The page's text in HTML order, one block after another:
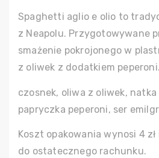
Spaghetti aglio e olio to
z Neapolu. Przygotowywane
smażenie pokrojonego w
z oliwek z dodatkiem peperoni.
czosnek, oliwa z oliwek,
papryczka peperoni, ser
Koszt opakowania wynosi 4
do ostatecznego rachunku.